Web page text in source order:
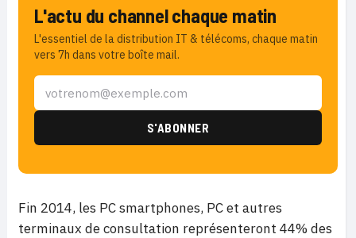
L'actu du channel chaque matin
L'essentiel de la distribution IT & télécoms, chaque matin
vers 7h dans votre boîte mail.
Fin 2014, les PC smartphones, PC et autres
terminaux de consultation représenteront 44% des